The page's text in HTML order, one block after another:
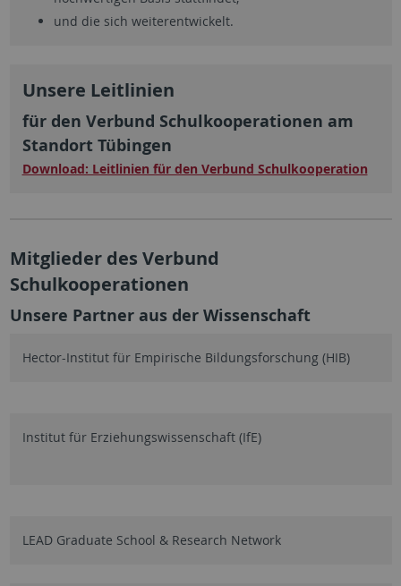
und die sich weiterentwickelt.
Unsere Leitlinien
für den Verbund Schulkooperationen am
Standort Tübingen
Download: Leitlinien für den Verbund Schulkooperation
Mitglieder des Verbund
Schulkooperationen
Unsere Partner aus der Wissenschaft
Hector-Institut für Empirische Bildungsforschung (HIB)
Institut für Erziehungswissenschaft (IfE)
LEAD Graduate School & Research Network